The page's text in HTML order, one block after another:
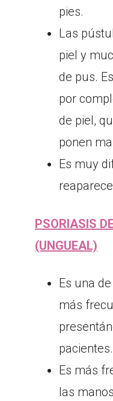
pies.
Las
piel y
de pus.
por
de piel,
ponen
Es muy
PSORIASIS
(UNGUEAL)
Es una
más
pacientes.
Es más
las